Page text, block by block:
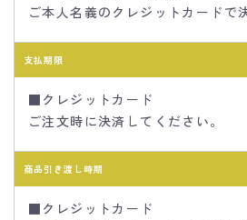
ご本人名義のクレジットカードで
支払期限
■クレジットカード
ご注文時に決済してください。
商品引き渡し時期
■クレジットカード